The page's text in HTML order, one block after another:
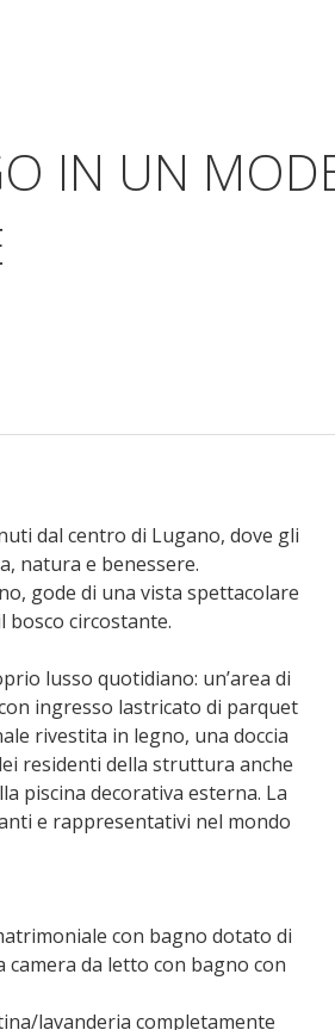
IN UN
dal centro di Lugano, dove gli
natura e benessere.
gode di una vista spettacolare
bosco circostante.
lusso quotidiano: un’area di
ingresso lastricato di parquet
rivestita in legno, una doccia
residenti della struttura anche
piscina decorativa esterna. La
e rappresentativi nel mondo
con bagno dotato di
camera da letto con bagno con
lavanderia completamente